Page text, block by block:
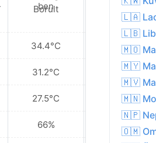
Borult
34.4°C
31.2°C
27.5°C
66%
36.8°C
33.3°C
30.4°C
55%
🇱🇦
🇱🇧
🇲🇴
🇲🇾
🇲🇻
🇲🇳
🇳🇵
🇴🇲